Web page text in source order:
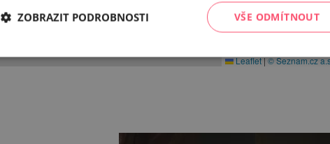
Leaflet|© Seznam.cz
VŠE ODMÍTNOUT
ZOBRAZIT PODROBNOSTI